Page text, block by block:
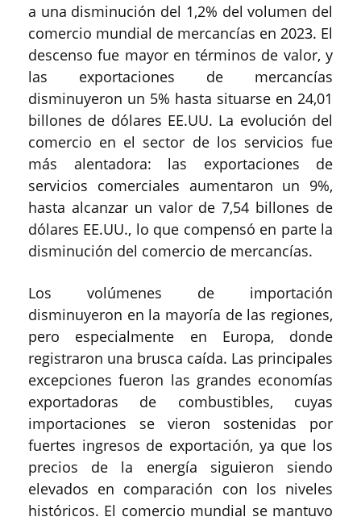
a una disminución del 1,2% del volumen del
comercio mundial de mercancías en 2023. El
descenso fue mayor en términos de valor, y
las exportaciones de mercancías
disminuyeron un 5% hasta situarse en 24,01
billones de dólares EE.UU. La evolución del
comercio en el sector de los servicios fue
más alentadora: las exportaciones de
servicios comerciales aumentaron un 9%,
hasta alcanzar un valor de 7,54 billones de
dólares EE.UU., lo que compensó en parte la
disminución del comercio de mercancías.
Los volúmenes de importación
disminuyeron en la mayoría de las regiones,
pero especialmente en Europa, donde
registraron una brusca caída. Las principales
excepciones fueron las grandes economías
exportadoras de combustibles, cuyas
importaciones se vieron sostenidas por
fuertes ingresos de exportación, ya que los
precios de la energía siguieron siendo
elevados en comparación con los niveles
históricos. El comercio mundial se mantuvo